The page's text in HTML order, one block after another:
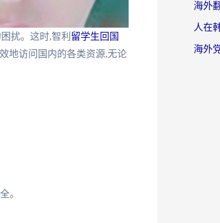
扰。这时,智利 留学生回国
地访问国内的各类资源,无论
。